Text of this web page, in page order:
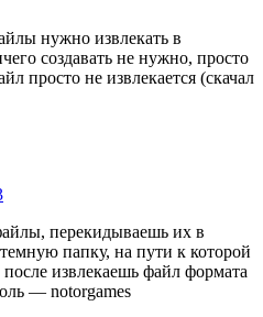
нужно извлекать в
создавать не нужно, просто
просто не извлекается (скачал
перекидываешь их в
папку, на пути к которой
после извлекаешь файл формата
— notorgames